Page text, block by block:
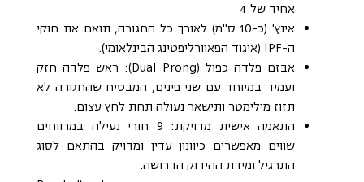
אחיד של 4
אינץ' (כ-10 ס"מ) לאורך כל החגורה, תואם את חוקי
ה-IPF (איגוד הפאוורליפטינג הבינלאומי).
אבזם פלדה כפול (Dual Prong): ראש פלדה חזק
ועמיד במיוחד עם שני פינים, המבטיח שהחגורה לא
תזוז מילימטר ותישאר נעולה תחת לחץ עצום.
התאמה אישית מדויקת: 9 חורי נעילה במרווחים
שווים מאפשרים כיוונון עדין ומדויק בהתאם לסוג
התרגיל ומידת ההידוק הדרושה.